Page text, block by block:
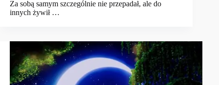
Za sobą samym szczególnie nie przepadał, ale do
innych żywił …